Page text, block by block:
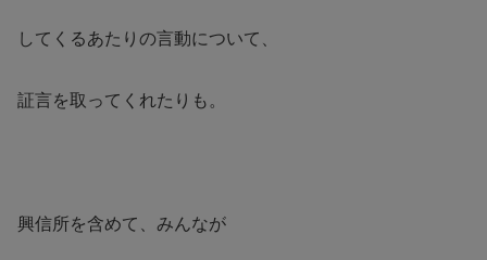
してくるあたりの言動について、
証言を取ってくれたりも。
興信所を含めて、みんなが